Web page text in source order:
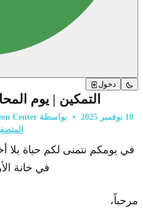
دخول
التمكين | يوم
10 نوفمبر 2025 • بواسطة Tamkeen Center
في يومكم نتمنى لكم حياة بلا
في خانة
مرحباً،